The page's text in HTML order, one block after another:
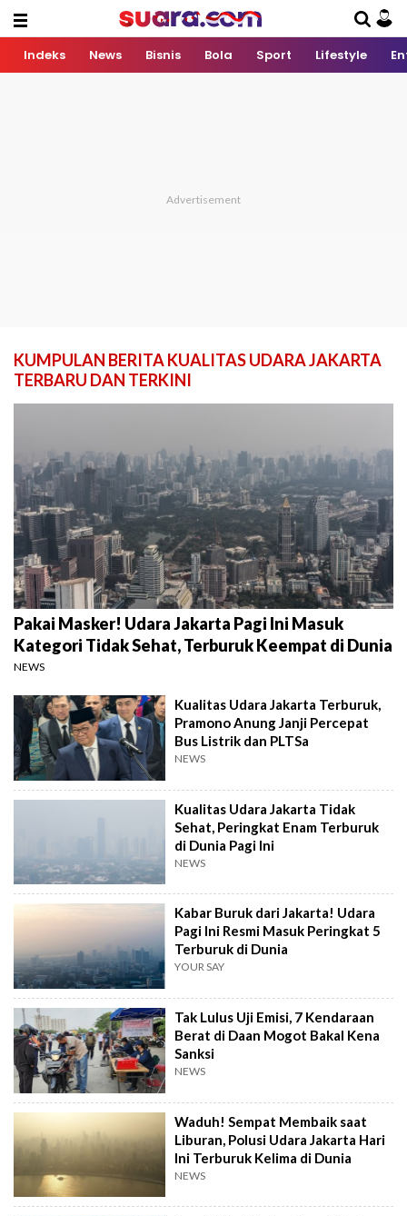
Indeks News Bisnis Bola Sport Lifestyle
KUMPULAN BERITA KUALITAS UDARA JAKARTA
TERBARU DAN TERKINI
Pakai Masker! Udara Jakarta Pagi Ini Masuk
Kategori Tidak Sehat, Terburuk Keempat di Dunia
NEWS
Kualitas Udara Jakarta Terburuk,
Pramono Anung Janji Percepat
Bus Listrik dan PLTSa
NEWS
Kualitas Udara Jakarta Tidak
Sehat, Peringkat Enam Terburuk
di Dunia Pagi Ini
NEWS
Kabar Buruk dari Jakarta! Udara
Pagi Ini Resmi Masuk Peringkat 5
Terburuk di Dunia
YOUR SAY
Tak Lulus Uji Emisi, 7 Kendaraan
Berat di Daan Mogot Bakal Kena
Sanksi
NEWS
Waduh! Sempat Membaik saat
Liburan, Polusi Udara Jakarta Hari
Ini Terburuk Kelima di Dunia
NEWS